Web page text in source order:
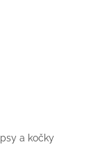
a kočky